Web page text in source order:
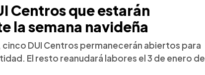
Centros que estarán
la semana navideña
cinco DUI Centros permanecerán abiertos para
El resto reanudará labores el 3 de enero de